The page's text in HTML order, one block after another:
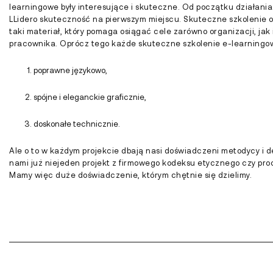
learningowe były interesujące i skuteczne. Od początku
LLidero skuteczność na pierwszym miejscu. Skuteczne szkolenie
taki materiał, który pomaga osiągać cele zarówno organizacji, jak
pracownika. Oprócz tego każde skuteczne szkolenie e-
poprawne językowo,
spójne i eleganckie graficznie,
doskonałe technicznie.
Ale o to w każdym projekcie dbają nasi doświadczeni metodycy i
nami już niejeden projekt z firmowego kodeksu etycznego czy
Mamy więc duże doświadczenie, którym chętnie się dzielimy.